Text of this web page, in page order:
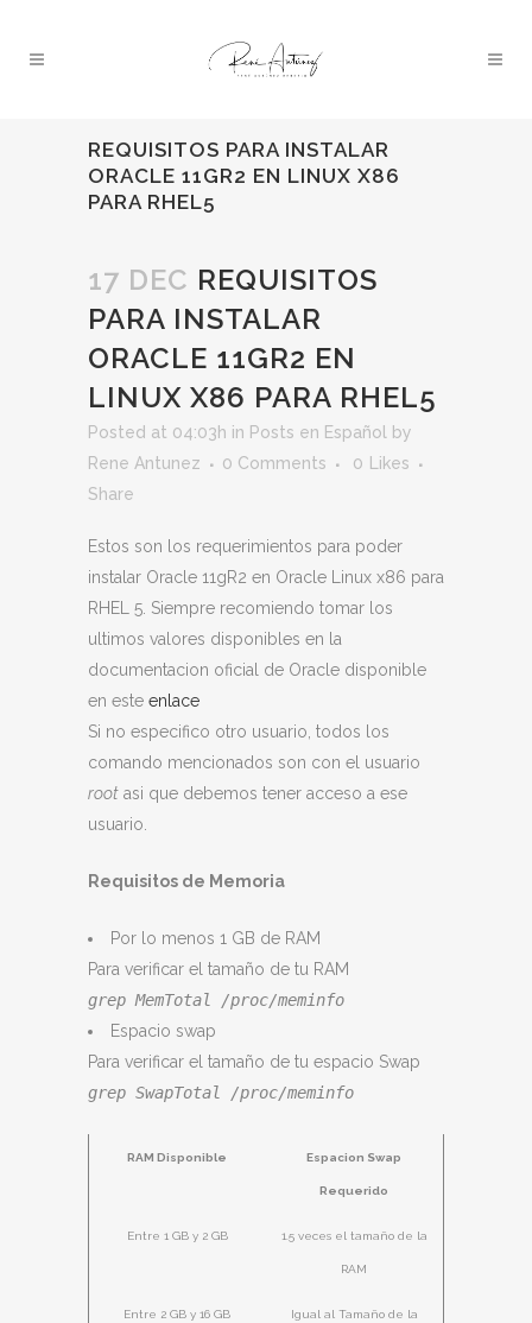
REQUISITOS PARA INSTALAR
ORACLE 11GR2 EN LINUX X86
PARA RHEL5
17 DEC REQUISITOS
PARA INSTALAR
ORACLE 11GR2 EN
LINUX X86 PARA RHEL5
Posted at 04:03h in Posts en Español
by
Rene Antunez
0 Comments 0
Likes
Share
Estos son los requerimientos para poder
instalar Oracle 11gR2 en Oracle Linux x86 para
RHEL 5. Siempre recomiendo tomar los
ultimos valores disponibles en la
documentacion oficial de Oracle disponible
en este enlace
Si no especifico otro usuario, todos los
comando mencionados son con el usuario
root asi que debemos tener acceso a ese
usuario.
Requisitos de Memoria
Por lo menos 1 GB de RAM
Para verificar el tamaño de tu RAM
grep MemTotal /proc/meminfo
Espacio swap
Para verificar el tamaño de tu espacio Swap
grep SwapTotal /proc/meminfo
RAM Disponible Espacion Swap
Requerido
Entre 1 GB y 2 GB 1.5 veces el tamaño de la
RAM
Entre 2 GB y 16 GB Igual al Tamaño de la